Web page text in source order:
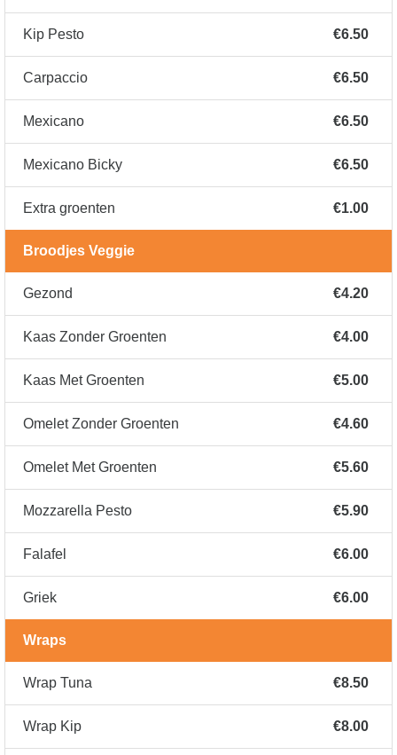
Kip Pesto €6.50
Carpaccio €6.50
Mexicano €6.50
Mexicano Bicky €6.50
Extra groenten €1.00
Broodjes Veggie
Gezond €4.20
Kaas Zonder Groenten €4.00
Kaas Met Groenten €5.00
Omelet Zonder Groenten €4.60
Omelet Met Groenten €5.60
Mozzarella Pesto €5.90
Falafel €6.00
Griek €6.00
Wraps
Wrap Tuna €8.50
Wrap Kip €8.00